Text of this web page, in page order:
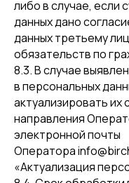
либо в случае, если
данных дано
данных третьему
обязательств по
8.3. В случае
в персональных
актуализировать
направления
электронной почты
Оператора
«Актуализация
Телефон
Нажимая кнопку, вы даете
Обработку персональных
Обсудить сотрудничество